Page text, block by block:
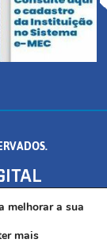
MG - CEP:
melhorar a sua
mais